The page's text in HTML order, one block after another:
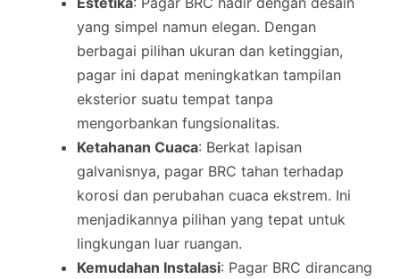
yang simpel namun elegan. Dengan
berbagai pilihan ukuran dan ketinggian,
pagar ini dapat meningkatkan tampilan
eksterior suatu tempat tanpa
mengorbankan fungsionalitas.
Ketahanan Cuaca: Berkat lapisan
galvanisnya, pagar BRC tahan terhadap
korosi dan perubahan cuaca ekstrem. Ini
menjadikannya pilihan yang tepat untuk
lingkungan luar ruangan.
Kemudahan Instalasi: Pagar BRC dirancang